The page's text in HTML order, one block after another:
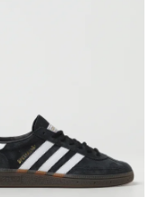
列男鞋、女鞋和童鞋